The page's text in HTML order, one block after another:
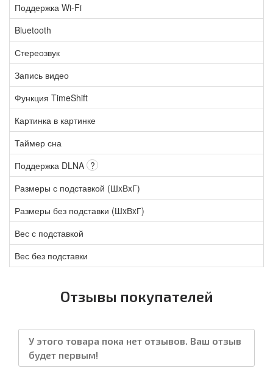
Поддержка Wi-Fi
Bluetooth
Стереозвук
Запись видео
Функция TimeShift
Картинка в картинке
Таймер сна
Поддержка DLNA ?
Размеры с подставкой (ШxВxГ)
Размеры без подставки (ШxВxГ)
Вес с подставкой
Вес без подставки
Отзывы покупателей
У этого товара пока нет отзывов. Ваш отзыв
будет первым!